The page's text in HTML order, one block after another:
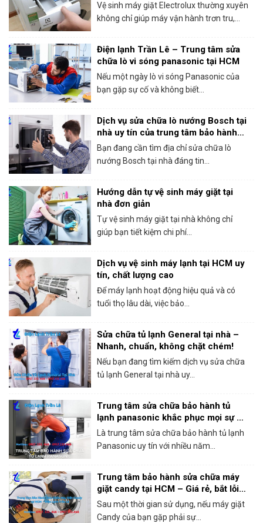
Vệ sinh máy giặt Electrolux thường xuyên
không chỉ giúp máy vận hành trơn tru,...
Điện lạnh Trần Lê – Trung tâm sửa
chữa lò vi sóng panasonic tại HCM
Nếu một ngày lò vi sóng Panasonic của
bạn gặp sự cố và không biết...
Dịch vụ sửa chữa lò nướng Bosch tại
nhà uy tín của trung tâm bảo hành
Bosch tại HCM
Bạn đang cần tìm địa chỉ sửa chữa lò
nướng Bosch tại nhà đáng tin...
Hướng dẫn tự vệ sinh máy giặt tại
nhà đơn giản
Tự vệ sinh máy giặt tại nhà không chỉ
giúp bạn tiết kiệm chi phí...
Dịch vụ vệ sinh máy lạnh tại HCM uy
tín, chất lượng cao
Để máy lạnh hoạt động hiệu quả và có
tuổi thọ lâu dài, việc bảo...
Sửa chữa tủ lạnh General tại nhà –
Nhanh, chuẩn, không chặt chém!
Nếu bạn đang tìm kiếm dịch vụ sửa chữa
tủ lạnh General tại nhà uy...
Trung tâm sửa chữa bảo hành tủ
lạnh panasonic khắc phục mọi sự cố
trong 1 lần gọi
Là trung tâm sửa chữa bảo hành tủ lạnh
Panasonic uy tín với nhiều năm...
Trung tâm bảo hành sửa chữa máy
giặt candy tại HCM – Giá rẻ, bắt lỗi
chính xác 100%
Sau một thời gian sử dụng, nếu máy giặt
Candy của bạn gặp phải sự...